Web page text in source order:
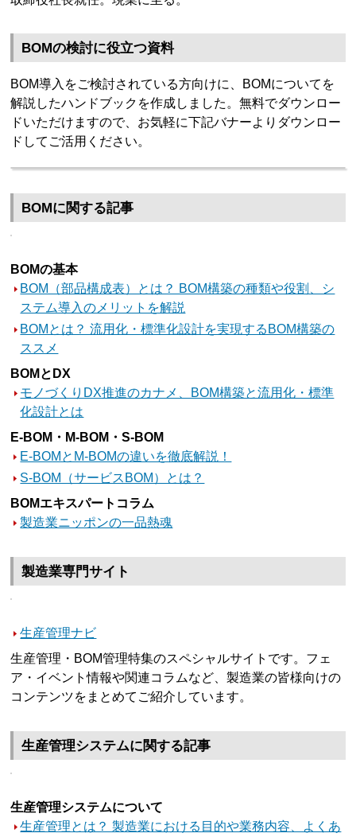
BOMの検討に役立つ資料
BOM導入をご検討されている方向けに、BOMについてを
解説したハンドブックを作成しました。無料でダウンロー
ドいただけますので、お気軽に下記バナーよりダウンロー
ドしてご活用ください。
BOMに関する記事
BOMの基本
BOM（部品構成表）とは？ BOM構築の種類や役割、シ
ステム導入のメリットを解説
BOMとは？ 流用化・標準化設計を実現するBOM構築の
ススメ
BOMとDX
モノづくりDX推進のカナメ、BOM構築と流用化・標準
化設計とは
E-BOM・M-BOM・S-BOM
E-BOMとM-BOMの違いを徹底解説！
S-BOM（サービスBOM）とは？
BOMエキスパートコラム
製造業ニッポンの一品熱魂
製造業専門サイト
生産管理ナビ
生産管理・BOM管理特集のスペシャルサイトです。フェ
ア・イベント情報や関連コラムなど、製造業の皆様向けの
コンテンツをまとめてご紹介しています。
生産管理システムに関する記事
生産管理システムについて
生産管理とは？ 製造業における目的や業務内容、よくあ